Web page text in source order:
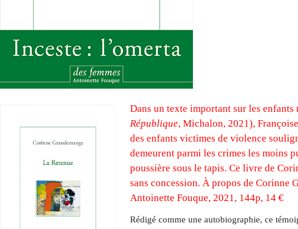
Dans un texte important sur les enfants
République, Michalon, 2021),
des enfants victimes de violence
demeurent parmi les crimes les moins
poussière sous le tapis. Ce livre de
sans concession. À propos de Corinne
Antoinette Fouque, 2021, 144p, 14 €
Rédigé comme une autobiographie, ce